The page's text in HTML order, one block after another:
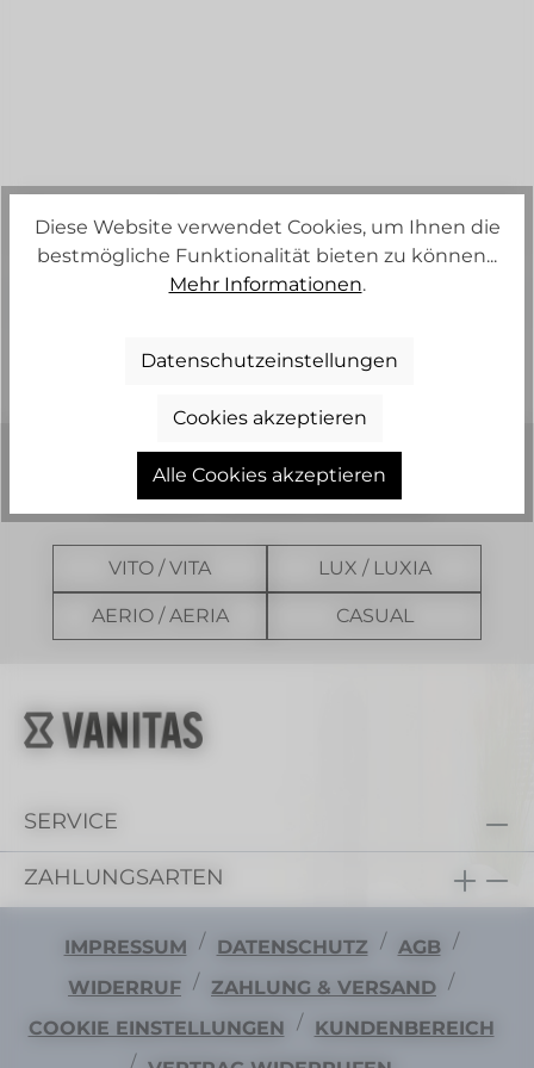
PRODUKTE FILTERN
KLEIDUNG MIT CHARAKTER
UNSERE TEAMBEKLEIDUNG
VITO / VITA LUX / LUXIA
AERIO / AERIA CASUAL
SERVICE
ZAHLUNGSARTEN
IMPRESSUM / DATENSCHUTZ / AGB /
WIDERRUF / ZAHLUNG & VERSAND /
COOKIE EINSTELLUNGEN /
KUNDENBEREICH
/
Diese Website verwendet Cookies, um Ihnen die
bestmögliche Funktionalität bieten zu können...
Mehr Informationen.
Datenschutzeinstellungen
Cookies akzeptieren
Alle Cookies akzeptieren